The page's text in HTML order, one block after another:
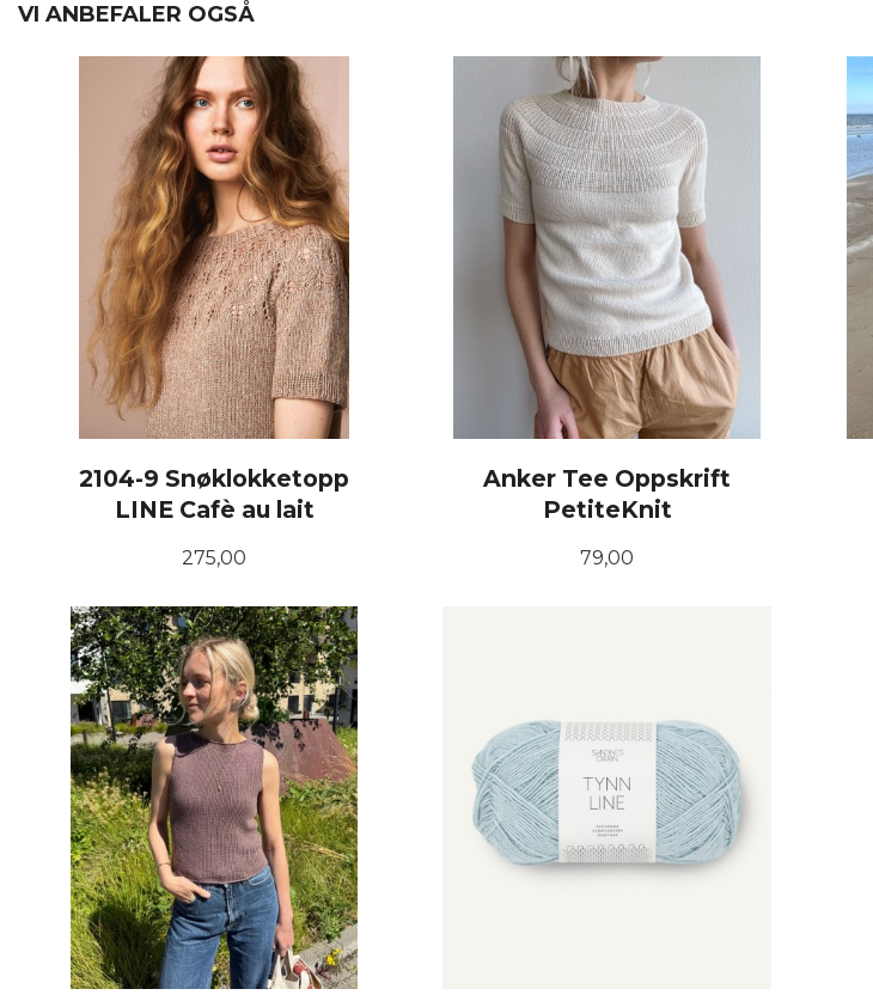
VI ANBEFALER OGSÅ
2104-9 Snøklokketopp
LINE Cafè au lait
Pris
275,00
LES MER
Anker Tee Oppskrift
PetiteKnit
Pris
79,00